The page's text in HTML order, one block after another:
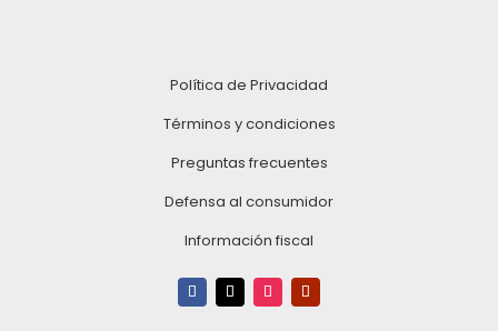
Política de Privacidad
Términos y condiciones
Preguntas frecuentes
Defensa al consumidor
Información fiscal